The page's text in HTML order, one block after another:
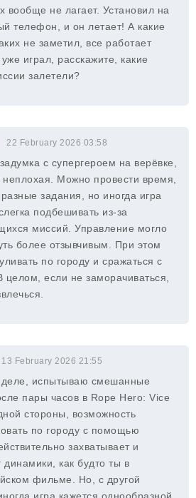
вообще не лагает. Установил на
телефон, и он летает! А какие
не заметил, все работает
играл, расскажите, какие
залетели?
22 February 2026 03:58
с супергероем на верёвке,
неплохая. Можно провести время,
задания, но иногда игра
подбешивать из-за
миссий. Управление могло
более отзывчивым. При этом
по городу и сражаться с
целом, если не заморачиваться,
13 February 2026 21:55
испытываю смешанные
пары часов в Rope Hero: Vice
стороны, возможность
по городу с помощью
захватывает и
динамики, как будто ты в
фильме. Но, с другой